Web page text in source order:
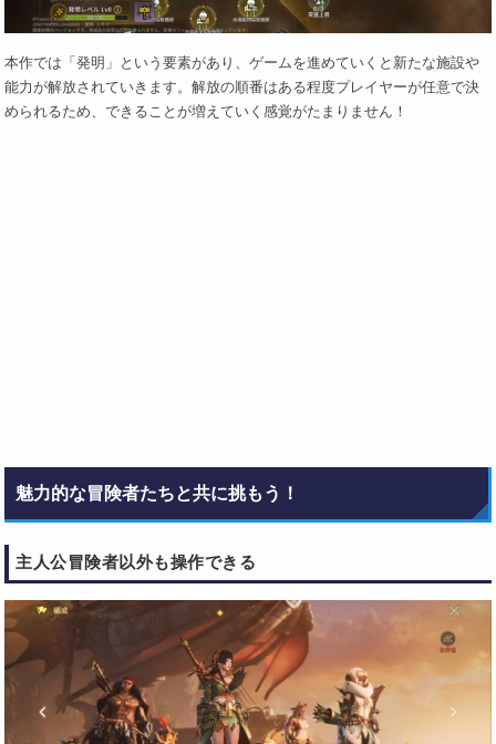
本作では「発明」という要素があり、ゲームを進めていくと新たな施設や
能力が解放されていきます。解放の順番はある程度プレイヤーが任意で決
められるため、できることが増えていく感覚がたまりません！
魅力的な冒険者たちと共に挑もう！
主人公冒険者以外も操作できる